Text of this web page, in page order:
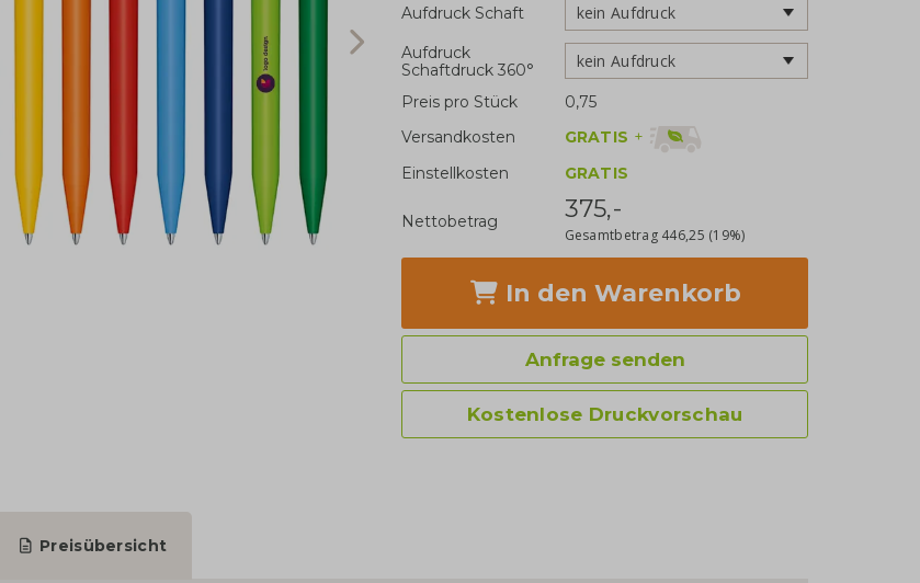
Aufdruck Schaft kein Aufdruck
Aufdruck
Schaftdruck 360°
kein Aufdruck
Preis pro Stück
0,75
Versandkosten
GRATIS +
Einstellkosten
GRATIS
Nettobetrag 375,-
Gesamtbetrag 446,25 (19%)
In den Warenkorb
Anfrage senden
Kostenlose Druckvorschau
Preisübersicht